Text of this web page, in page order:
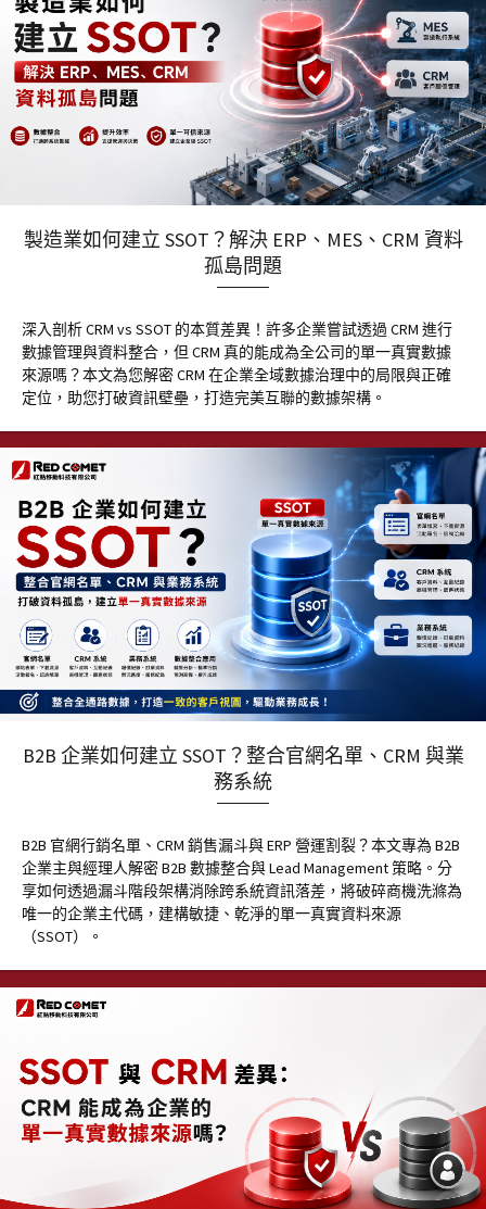
製造業如何建立 SSOT？解決 ERP、MES、CRM 資料
孤島問題
深入剖析 CRM vs SSOT 的本質差異！許多企業嘗試透過 CRM 進行
數據管理與資料整合，但 CRM 真的能成為全公司的單一真實數據
來源嗎？本文為您解密 CRM 在企業全域數據治理中的局限與正確
定位，助您打破資訊壁壘，打造完美互聯的數據架構。
B2B 企業如何建立 SSOT？整合官網名單、CRM 與業
務系統
B2B 官網行銷名單、CRM 銷售漏斗與 ERP 營運割裂？本文專為 B2B
企業主與經理人解密 B2B 數據整合與 Lead Management 策略。分
享如何透過漏斗階段架構消除跨系統資訊落差，將破碎商機洗滌為
唯一的企業主代碼，建構敏捷、乾淨的單一真實資料來源
（SSOT）。